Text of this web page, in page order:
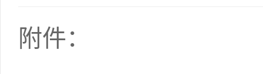
附件：